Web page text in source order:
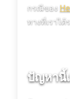
กรณีของ
ทางที่เราไ
ปัญหานี้